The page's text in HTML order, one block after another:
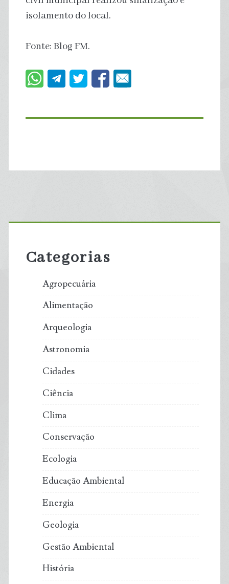
isolamento do local.
Fonte: Blog FM.
Primary
Sidebar
Categorias
Agropecuária
Alimentação
Arqueologia
Astronomia
Cidades
Ciência
Clima
Conservação
Ecologia
Educação Ambiental
Energia
Geologia
Gestão Ambiental
História